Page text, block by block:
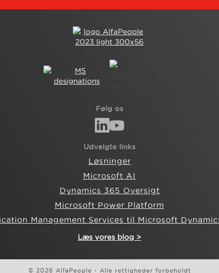
Følg os
Udvalgte links
Løsninger
Microsoft AI
Dynamics 365 Oversigt
Microsoft Power Platform
Management Services til Microsoft
Læs vores blog >
© 2026 AlfaPeople - Alle rettigheder forbeholdt